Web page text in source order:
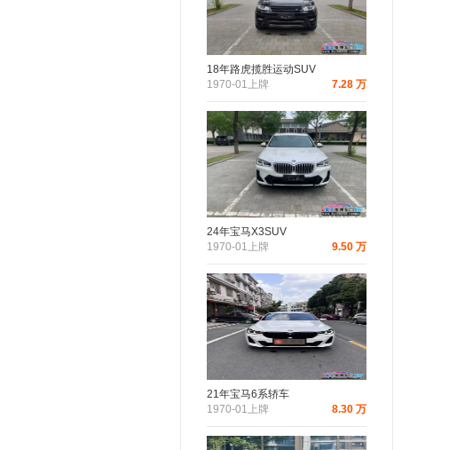
18年路虎揽胜运动SUV
1970-01上牌
7.28 万
24年宝马X3SUV
1970-01上牌
9.50 万
21年宝马6系轿车
1970-01上牌
8.30 万